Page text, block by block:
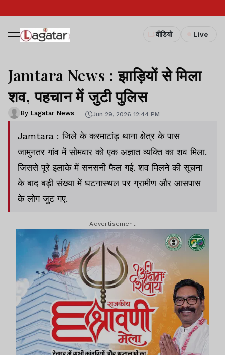
वीडियो Live
Jamtara News : झाड़ियों से मिला
शव, पहचान में जुटी पुलिस
By Lagatar News Jun 29, 2026 12:44 PM
Jamtara : जिले के करमाटांड़ थाना क्षेत्र के पास
जामुनतर गांव में सोमवार को एक अज्ञात व्यक्ति का शव मिला.
जिससे पूरे इलाके में सनसनी फैल गई. शव मिलने की सूचना
के बाद बड़ी संख्या में घटनास्थल पर ग्रामीण और आसपास
के लोग जुट गए.
Advertisement